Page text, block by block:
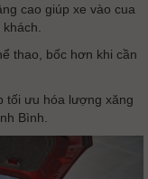
cao giúp xe vào cua
thao, bốc hơn khi cần
tối ưu hóa lượng xăng
Bình.